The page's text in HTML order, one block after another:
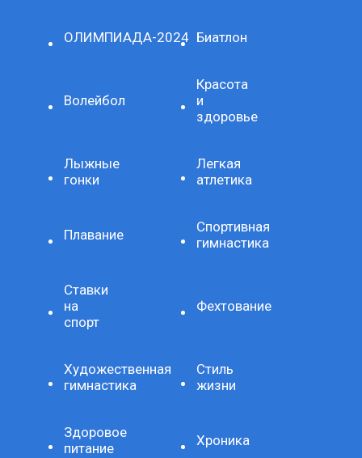
ОЛИМПИАДА-2024 Биатлон
Волейбол
Красота
и
здоровье
Лыжные
гонки
Легкая
атлетика
Плавание
Спортивная
гимнастика
Ставки
на
спорт
Фехтование
Художественная
гимнастика
Стиль
жизни
Здоровое
питание
Хроника